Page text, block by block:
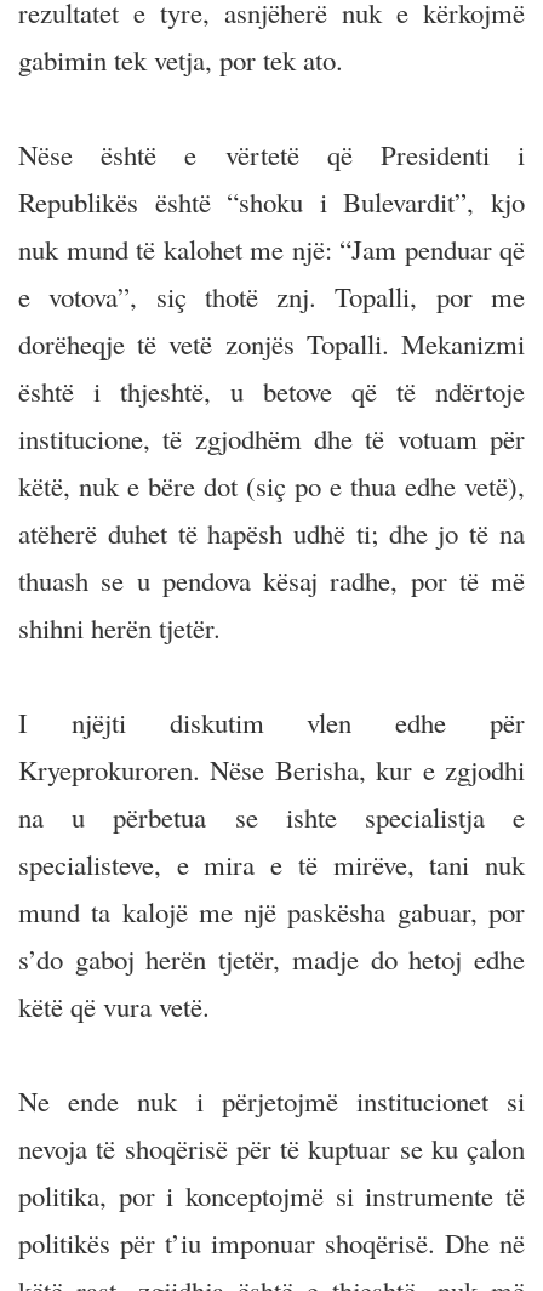
rezultatet e tyre, asnjëherë nuk e kërkojmë
gabimin tek vetja, por tek ato.
Nëse është e vërtetë që Presidenti i
Republikës është “shoku i Bulevardit”, kjo
nuk mund të kalohet me një: “Jam penduar që
e votova”, siç thotë znj. Topalli, por me
dorëheqje të vetë zonjës Topalli. Mekanizmi
është i thjeshtë, u betove që të ndërtoje
institucione, të zgjodhëm dhe të votuam për
këtë, nuk e bëre dot (siç po e thua edhe vetë),
atëherë duhet të hapësh udhë ti; dhe jo të na
thuash se u pendova kësaj radhe, por të më
shihni herën tjetër.
I njëjti diskutim vlen edhe për
Kryeprokuroren. Nëse Berisha, kur e zgjodhi
na u përbetua se ishte specialistja e
specialisteve, e mira e të mirëve, tani nuk
mund ta kalojë me një paskësha gabuar, por
s’do gaboj herën tjetër, madje do hetoj edhe
këtë që vura vetë.
Ne ende nuk i përjetojmë institucionet si
nevoja të shoqërisë për të kuptuar se ku çalon
politika, por i konceptojmë si instrumente të
politikës për t’iu imponuar shoqërisë. Dhe në